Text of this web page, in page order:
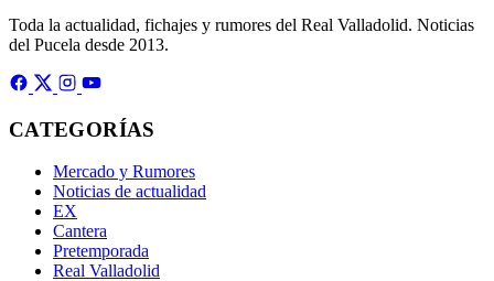
Toda la actualidad, fichajes y rumores del Real Valladolid. Noticias
del Pucela desde 2013.
CATEGORÍAS
Mercado y Rumores
Noticias de actualidad
EX
Cantera
Pretemporada
Real Valladolid